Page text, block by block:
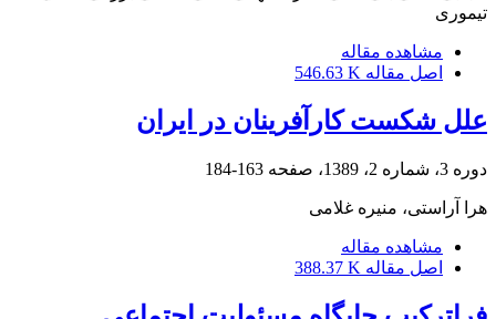
تیموری
مشاهده مقاله
اصل مقاله 546.63 K
علل شکست کارآفرینان در ایران
دوره 3، شماره 2، 1389، صفحه 163-184
هرا آراستی، منیره غلامی
مشاهده مقاله
اصل مقاله 388.37 K